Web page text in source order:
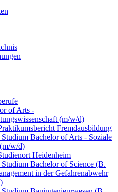
of Arts -
(m/w/d)
Fremdausbildung
Studium Bachelor of Arts - Soziale
w/d)
Heidenheim
Studium Bachelor of Science (B.
in der Gefahrenabwehr